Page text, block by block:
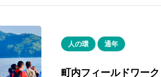
人の環 通年
町内フィールドワー